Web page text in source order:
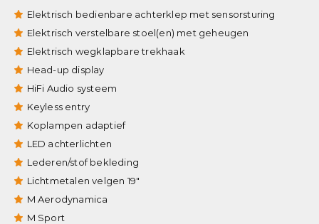
Elektrisch bedienbare achterklep met sensorsturing
Elektrisch verstelbare stoel(en) met geheugen
Elektrisch wegklapbare trekhaak
Head-up display
HiFi Audio systeem
Keyless entry
Koplampen adaptief
LED achterlichten
Lederen/stof bekleding
Lichtmetalen velgen 19"
M Aerodynamica
M Sport